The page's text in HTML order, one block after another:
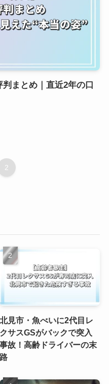
判まとめ｜直近2年の口
2
北見市・魚べいに2代目レ
クサスGSがバックで突入
事故！高齢ドライバーの末
路